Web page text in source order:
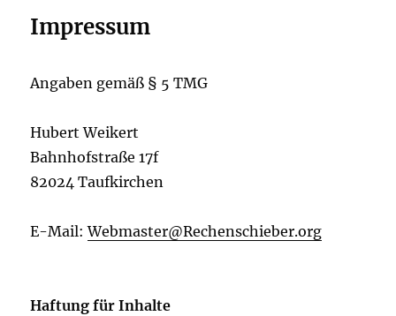
Impressum
Angaben gemäß § 5 TMG
Hubert Weikert
Bahnhofstraße 17f
82024 Taufkirchen
E-Mail:Webmaster@Rechenschieber.org
Haftung für Inhalte